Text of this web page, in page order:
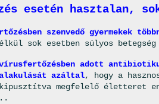
esetén hasztalan,
szenvedő gyermekek
sok esetben súlyos
vírusfertőzésben adott
azáltal, hogy a
kipusztítva megfelelő életteret